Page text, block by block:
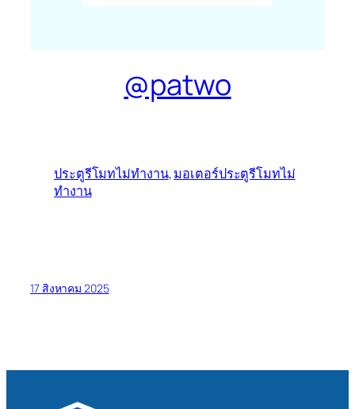
@patwo
ประตูรีโมทไม่ทํางาน,มอเตอร์ประตูรีโมทไม่
ทำงาน
17 สิงหาคม 2025